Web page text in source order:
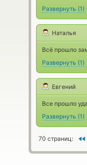
Развернуть (1)
Наталья
Всё прошло
Развернуть (1)
Евгений
Все прошло
Развернуть (1)
70 страниц: